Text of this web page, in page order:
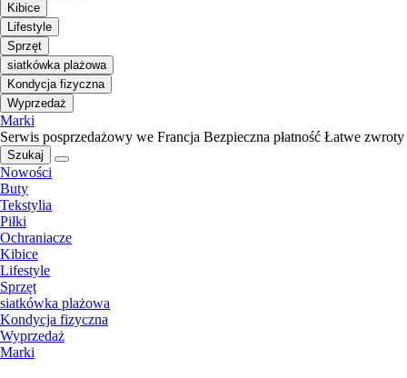
Kibice
Lifestyle
Sprzęt
siatkówka plażowa
Kondycja fizyczna
Wyprzedaż
Marki
Serwis posprzedażowy we Francja Bezpieczna płatność Łatwe zwroty
Szukaj
Nowości
Buty
Tekstylia
Piłki
Ochraniacze
Kibice
Lifestyle
Sprzęt
siatkówka plażowa
Kondycja fizyczna
Wyprzedaż
Marki